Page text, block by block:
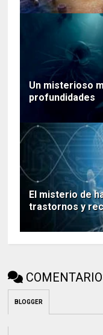
Un misterioso
profundidades
El misterio de
trastornos y
BLOGGER